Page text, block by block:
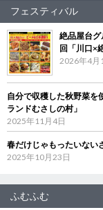
フェスティバル
絶品屋台
回「川口×
2026年4月
自分で収穫した秋野菜
ランドむさしの村」
2025年11月4日
春だけじゃもったいない
2025年10月23日
ふむふむ